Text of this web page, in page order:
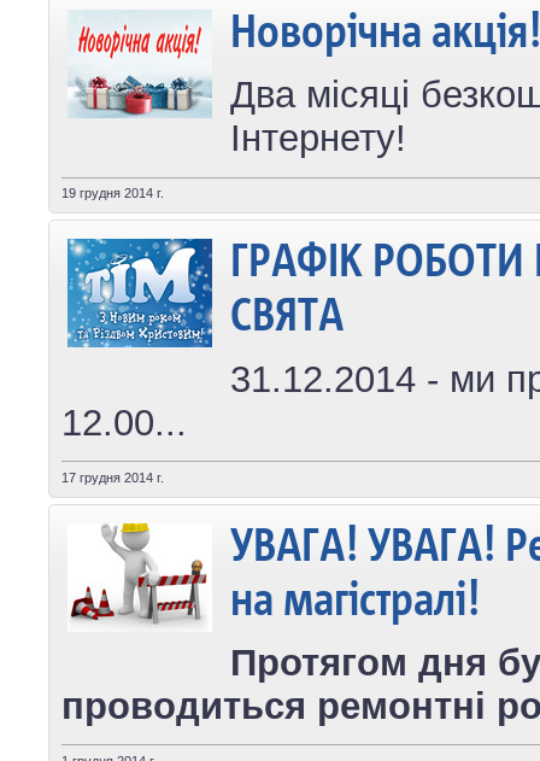
Новорічна акція!
Два місяці
Інтернету!
19 грудня 2014 г.
ГРАФІК РОБОТИ
СВЯТА
31.12.2014 - ми
12.00...
17 грудня 2014 г.
УВАГА! УВАГА!
на магістралі!
Протягом дня
проводиться ремонтні